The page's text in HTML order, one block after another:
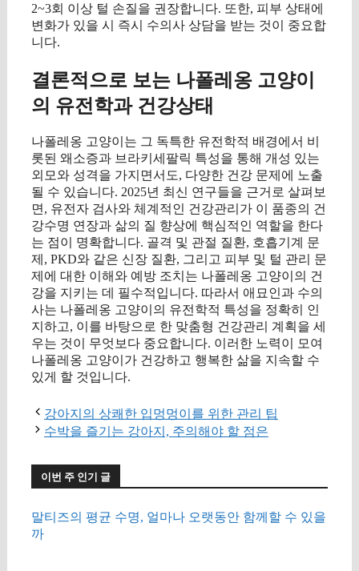
2~3회 이상 털 손질을 권장합니다. 또한, 피부 상태에
변화가 있을 시 즉시 수의사 상담을 받는 것이 중요합
니다.
결론적으로 보는 나폴레옹 고양이
의 유전학과 건강상태
나폴레옹 고양이는 그 독특한 유전학적 배경에서 비
롯된 왜소증과 브라키세팔릭 특성을 통해 개성 있는
외모와 성격을 가지면서도, 다양한 건강 문제에 노출
될 수 있습니다. 2025년 최신 연구들을 근거로 살펴보
면, 유전자 검사와 체계적인 건강관리가 이 품종의 건
강수명 연장과 삶의 질 향상에 핵심적인 역할을 한다
는 점이 명확합니다. 골격 및 관절 질환, 호흡기계 문
제, PKD와 같은 신장 질환, 그리고 피부 및 털 관리 문
제에 대한 이해와 예방 조치는 나폴레옹 고양이의 건
강을 지키는 데 필수적입니다. 따라서 애묘인과 수의
사는 나폴레옹 고양이의 유전학적 특성을 정확히 인
지하고, 이를 바탕으로 한 맞춤형 건강관리 계획을 세
우는 것이 무엇보다 중요합니다. 이러한 노력이 모여
나폴레옹 고양이가 건강하고 행복한 삶을 지속할 수
있게 할 것입니다.
강아지의 상쾌한 입멍멍이를 위한 관리 팁
수박을 즐기는 강아지, 주의해야 할 점은
이번 주 인기 글
말티즈의 평균 수명, 얼마나 오랫동안 함께할 수 있을
까